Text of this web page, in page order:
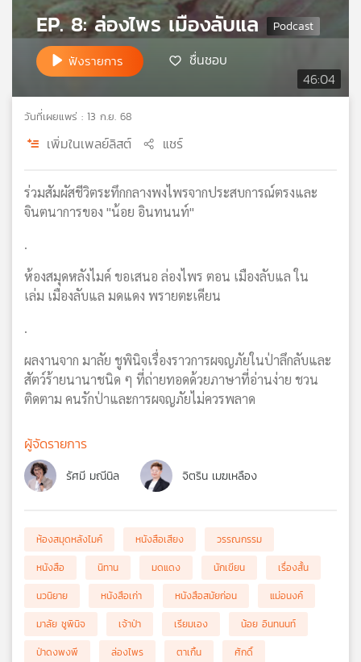
แผนที่
วิทยุ
เครือ
46:04
EP. 8: ล่องไพร เมืองลับแล
ฟังรายการ ชื่นชอบ
วันที่เผยแพร่ : 13 ก.ย. 68
เพิ่มในเพลย์ลิสต์ แชร์
ร่วมสัมผัสชีวิตระทึกกลางพงไพรจากประสบการณ์ตรงและ
จินตนาการของ "น้อย อินทนนท์"
.
ห้องสมุดหลังไมค์ ขอเสนอ ล่องไพร ตอน เมืองลับแล ใน
เล่ม เมืองลับแล มดแดง พรายตะเคียน
.
ผลงานจาก มาลัย ชูพินิจเรื่องราวการผจญภัยในป่าลึกลับและ
สัตว์ร้ายนานาชนิด ๆ ที่ถ่ายทอดด้วยภาษาที่อ่านง่าย ชวน
ติดตาม คนรักป่าและการผจญภัยไม่ควรพลาด
ผู้จัดรายการ
รัศมี มณีนิล จิตริน เมฆเหลือง
ห้องสมุดหลังไมค์ หนังสือเสียง
วรรณกรรม
หนังสือ
นิทาน มดแดง นักเขียน
เรื่องสั้น
นวนิยาย
หนังสือเก่า หนังสือสมัยก่อน
แม่อนงค์
มาลัย ชูพินิจ
เจ้าป่า เรียมเอง
น้อย อินทนนท์
ป่าดงพงพี
ล่องไพร ตาเกิ้น
ศักดิ์